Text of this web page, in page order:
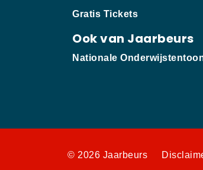
Gratis Tickets
Ook van Jaarbeurs
Nationale
© 2026 Jaarbeurs